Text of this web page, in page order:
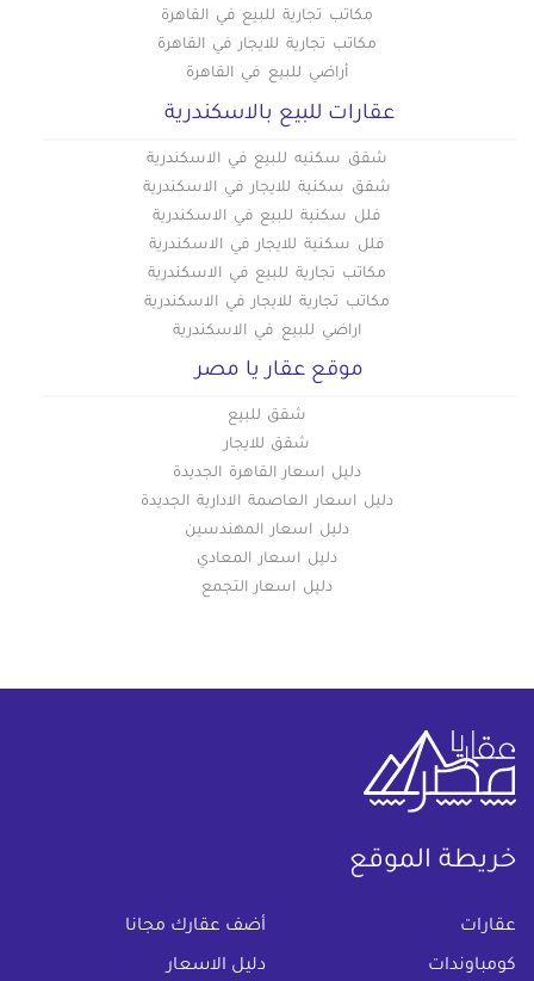
مكاتب تجارية للبيع في القاهرة
مكاتب تجارية للايجار في القاهرة
أراضي للبيع في القاهرة
عقارات للبيع بالاسكندرية
شقق سكنيه للبيع في الاسكندرية
شقق سكنية للايجار في الاسكندرية
فلل سكنية للبيع في الاسكندرية
فلل سكنية للايجار في الاسكندرية
مكاتب تجارية للبيع في الاسكندرية
مكاتب تجارية للايجار في الاسكندرية
اراضي للبيع في الاسكندرية
موقع عقار يا مصر
شقق للبيع
شقق للايجار
دليل اسعار القاهرة الجديدة
دليل اسعار العاصمة الادارية الجديدة
دليل اسعار المهندسين
دليل اسعار المعادي
دليل اسعار التجمع
خريطة الموقع
عقارات أضف عقارك مجانا
كومباوندات دليل الاسعار